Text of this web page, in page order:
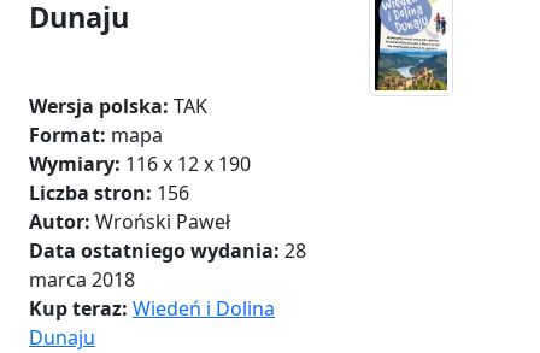
Dunaju
Wersja polska: TAK
Format: mapa
Wymiary: 116 x 12 x 190
Liczba stron: 156
Autor: Wroński Paweł
Data ostatniego wydania: 28
marca 2018
Kup teraz: Wiedeń i Dolina
Dunaju